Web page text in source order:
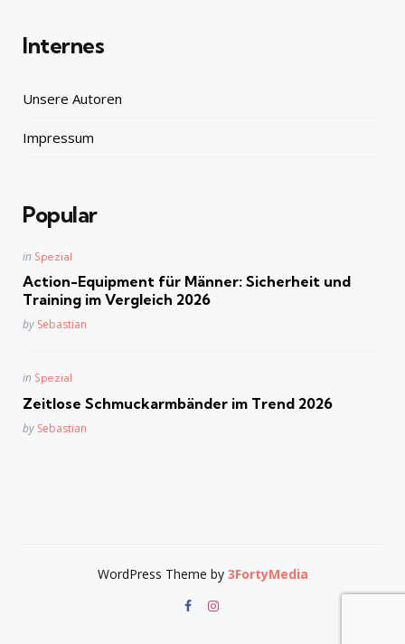
Internes
Unsere Autoren
Impressum
Popular
Posted
in Spezial
Action-Equipment für Männer: Sicherheit und
Training im Vergleich 2026
Posted
by Sebastian
Posted
in Spezial
Zeitlose Schmuckarmbänder im Trend 2026
Posted
by Sebastian
WordPress Theme by 3FortyMedia